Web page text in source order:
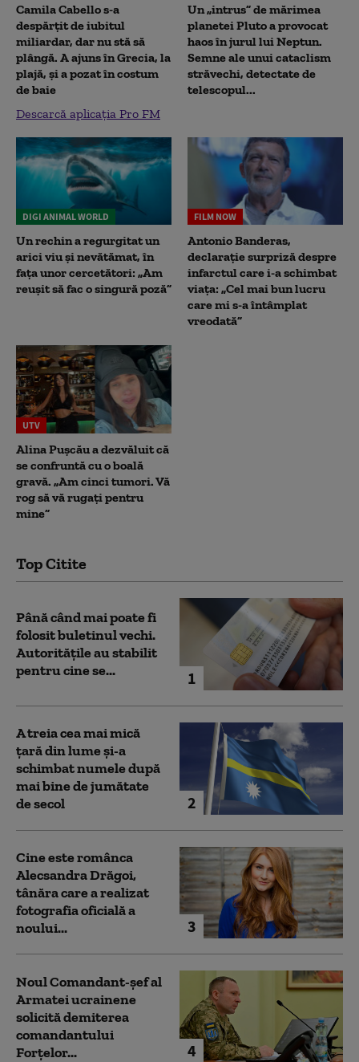
Camila Cabello s-a
despărțit de iubitul
miliardar, dar nu stă să
plângă. A ajuns în Grecia, la
plajă, și a pozat în costum
de baie
Descarcă aplicația Pro FM
Un „intrus” de mărimea
planetei Pluto a provocat
haos în jurul lui Neptun.
Semne ale unui cataclism
străvechi, detectate de
telescopul...
DIGI ANIMAL WORLD
Un rechin a regurgitat un
arici viu și nevătămat, în
fața unor cercetători: „Am
reușit să fac o singură poză”
FILM NOW
Antonio Banderas,
declarație surpriză despre
infarctul care i-a schimbat
viața: „Cel mai bun lucru
care mi s-a întâmplat
vreodată”
UTV
Alina Pușcău a dezvăluit că
se confruntă cu o boală
gravă. „Am cinci tumori. Vă
rog să vă rugați pentru
mine”
Top Citite
1
Până când mai poate fi
folosit buletinul vechi.
Autoritățile au stabilit
pentru cine se...
2
A treia cea mai mică
țară din lume și-a
schimbat numele după
mai bine de jumătate
de secol
3
Cine este românca
Alecsandra Drăgoi,
tânăra care a realizat
fotografia oficială a
noului...
4
Noul Comandant-șef al
Armatei ucrainene
solicită demiterea
comandantului
Forțelor...